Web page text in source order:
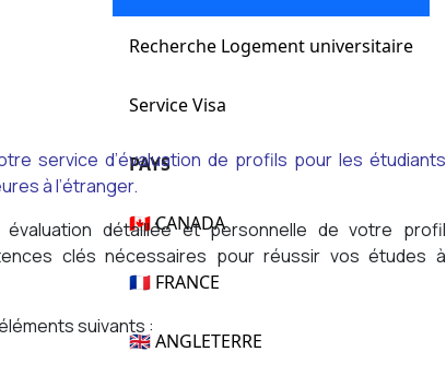
Recherche Logement universitaire
Service Visa
PAYS
🇨🇦 CANADA
🇫🇷 FRANCE
🇬🇧 ANGLETERRE
service d’évaluation de profils pour les étudiants
à l’étranger.
détaillée et personnelle de votre profil
clés nécessaires pour réussir vos études à
suivants :